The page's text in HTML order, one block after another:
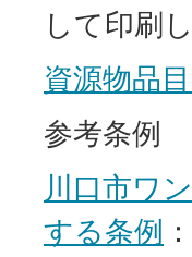
して印刷
資源物品
参考条例
川口市ワ
する条例